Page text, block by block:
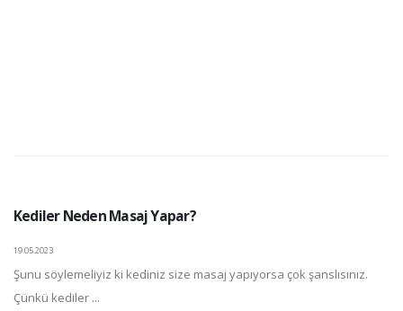
Kediler Neden Masaj Yapar?
19.05.2023
Şunu söylemeliyiz ki kediniz size masaj yapıyorsa çok şanslısınız.
Çünkü kediler ...